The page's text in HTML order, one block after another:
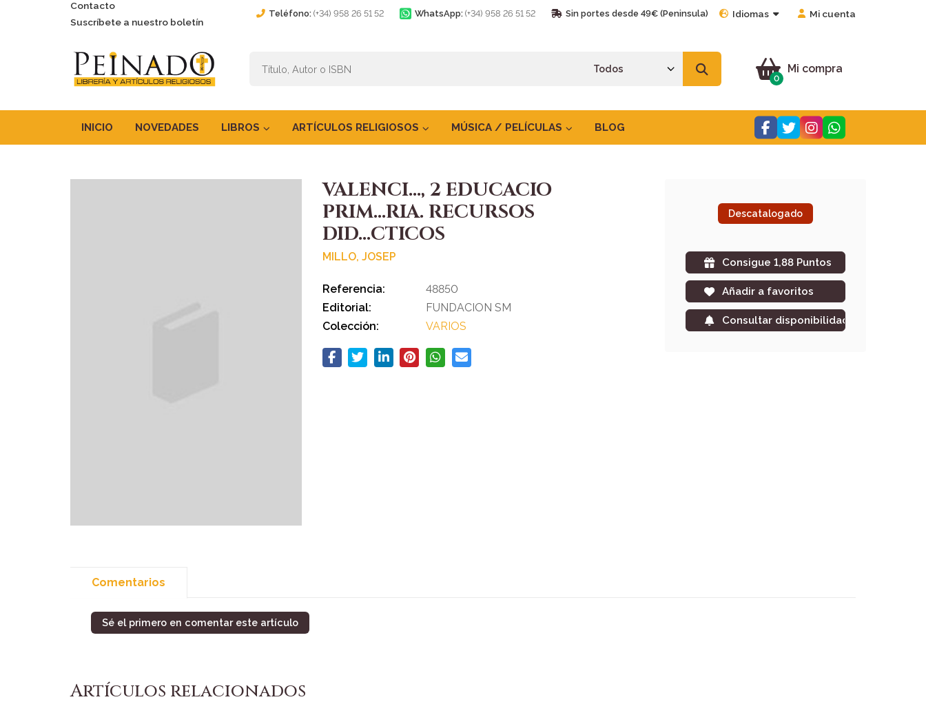
Contacto
Suscríbete a nuestro boletín
Teléfono: (+34) 958 26 51 52 WhatsApp: (+34) 958 26 51 52 Sin portes desde 49€ (Peninsula) Idiomas Mi cuenta
Mi compra
0
INICIO NOVEDADES LIBROS ARTÍCULOS RELIGIOSOS MÚSICA / PELÍCULAS BLOG
VALENCI..., 2 EDUCACIO
PRIM...RIA. RECURSOS
DID...CTICOS
MILLO, JOSEP
Referencia:
48850
Editorial:
FUNDACION SM
Colección:
VARIOS
Descatalogado
Consigue 1,88 Puntos
Añadir a favoritos
Consultar disponibilidad
Comentarios
Sé el primero en comentar este artículo
Artículos relacionados